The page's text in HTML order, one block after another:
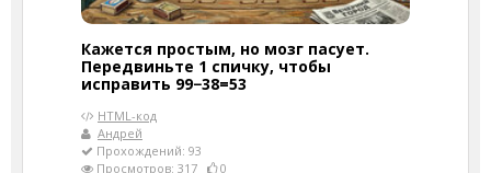
Кажется простым, но мозг пасует.
Передвиньте 1 спичку, чтобы
исправить 99−38=53
HTML-код
Андрей
Прохождений: 93
Просмотров: 317
0